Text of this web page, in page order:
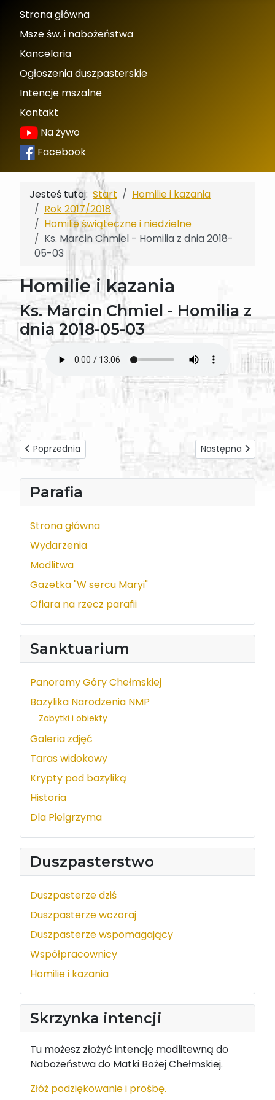
Strona główna
Msze św. i nabożeństwa
Kancelaria
Ogłoszenia duszpasterskie
Intencje mszalne
Kontakt
Na żywo
Facebook
Parafia
Strona główna
Wydarzenia
Modlitwa
Gazetka "W sercu Maryi"
Ofiara na rzecz parafii
Sanktuarium
Panoramy Góry Chełmskiej
Bazylika Narodzenia NMP
Zabytki i obiekty
Galeria zdjęć
Taras widokowy
Krypty pod bazyliką
Historia
Dla Pielgrzyma
Duszpasterstwo
Duszpasterze dziś
Duszpasterze wczoraj
Duszpasterze wspomagający
Współpracownicy
Homilie i kazania
Skrzynka intencji
Tu możesz złożyć intencję modlitewną do
Nabożeństwa do Matki Bożej Chełmskiej.
Złóż podziękowanie i prośbę.
Jesteś tutaj: Start
Homilie i kazania
Rok 2017/2018
Homilie świąteczne i niedzielne
Ks. Marcin Chmiel - Homilia z dnia 2018-
05-03
Homilie i kazania
Ks. Marcin Chmiel - Homilia z
dnia 2018-05-03
Poprzednia strona: Bp Mieczysław Cisło - Homilia ze
Poprzednia Następna strona:
Następna